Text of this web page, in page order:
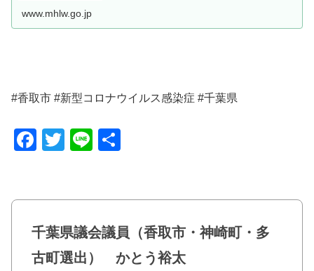
www.mhlw.go.jp
#香取市 #新型コロナウイルス感染症 #千葉県
F
e
b
o
T
er
Li
千葉県議会議員（香取市・神崎町・多
古町選出） かとう裕太